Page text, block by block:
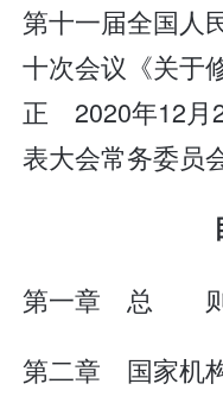
第十一届全国人
十次会议《关于
正 2020年12月
表大会常务委员
第一章 总
第二章 国家机